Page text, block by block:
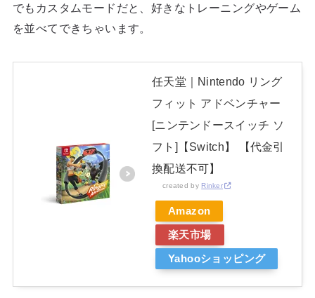
でもカスタムモードだと、好きなトレーニングやゲーム
を並べてできちゃいます。
任天堂｜Nintendo リング
フィット アドベンチャー
[ニンテンドースイッチ ソ
フト]【Switch】 【代金引
換配送不可】
created by Rinker
Amazon
楽天市場
Yahooショッピング